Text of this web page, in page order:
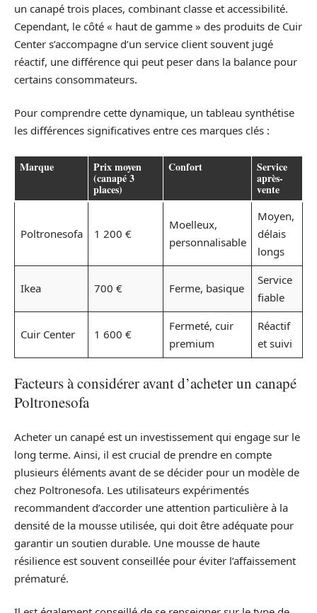
un canapé trois places, combinant classe et accessibilité.
Cependant, le côté « haut de gamme » des produits de Cuir
Center s’accompagne d’un service client souvent jugé
réactif, une différence qui peut peser dans la balance pour
certains consommateurs.
Pour comprendre cette dynamique, un tableau synthétise
les différences significatives entre ces marques clés :
Marque Prix moyen
(canapé 3
places)
Confort Service
après-
vente
Poltronesofa 1 200 €
Moelleux,
personnalisable
Moyen,
délais
longs
Ikea 700 € Ferme, basique
Service
fiable
Cuir Center 1 600 €
Fermeté, cuir
premium
Réactif
et suivi
Facteurs à considérer avant d’acheter un canapé
Poltronesofa
Acheter un canapé est un investissement qui engage sur le
long terme. Ainsi, il est crucial de prendre en compte
plusieurs éléments avant de se décider pour un modèle de
chez Poltronesofa. Les utilisateurs expérimentés
recommandent d’accorder une attention particulière à la
densité de la mousse utilisée, qui doit être adéquate pour
garantir un soutien durable. Une mousse de haute
résilience est souvent conseillée pour éviter l’affaissement
prématuré.